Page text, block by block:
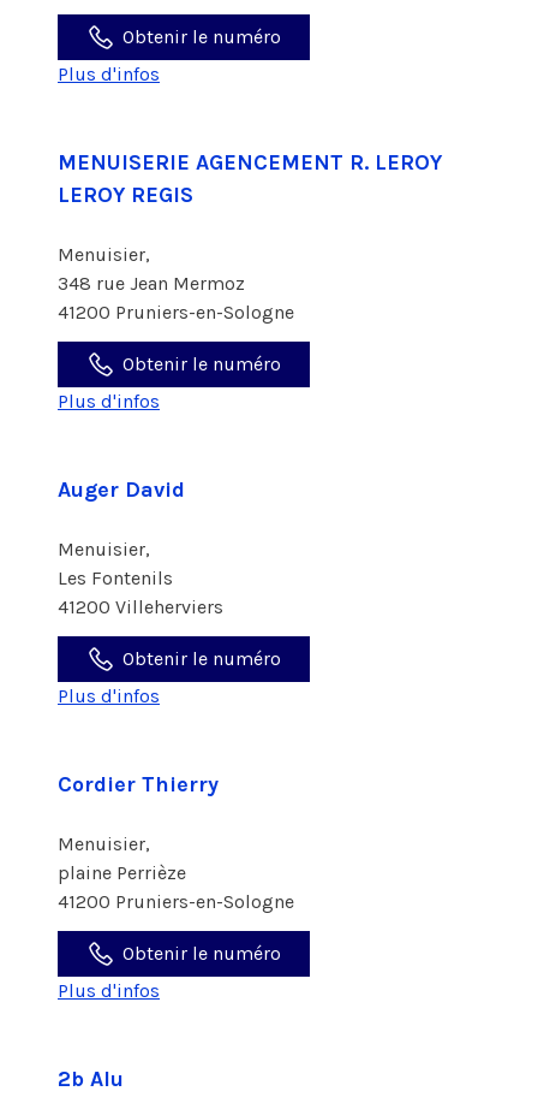
Obtenir le numéro
Plus d'infos
MENUISERIE AGENCEMENT R. LEROY
LEROY REGIS
Menuisier,
348 rue Jean Mermoz
41200 Pruniers-en-Sologne
Obtenir le numéro
Plus d'infos
Auger David
Menuisier,
Les Fontenils
41200 Villeherviers
Obtenir le numéro
Plus d'infos
Cordier Thierry
Menuisier,
plaine Perrièze
41200 Pruniers-en-Sologne
Obtenir le numéro
Plus d'infos
2b Alu